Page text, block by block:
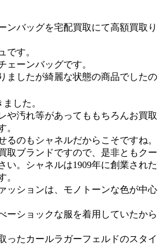
ンバッグを宅配買取にて高額買取り
です。
ェーンバッグです。
ましたが綺麗な状態の商品でしたの
した。
や汚れ等があってももちろんお買取
。
るのもシャネルだからこそですね。
取ブランドですので、是非ともクー
い。シャネルは1909年に創業された
。
ッションは、モノトーンな色が中心
ーショックな服を着用していたから
ったカールラガーフェルドのスタイ